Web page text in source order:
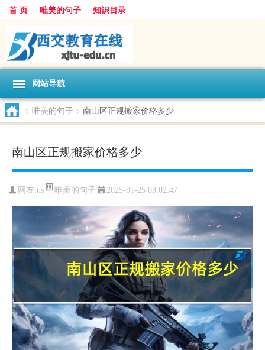
首 页 唯美的句子 知识目录
网站导航
> 唯美的句子 > 南山区正规搬家价格多少
南山区正规搬家价格多少
网友:ns 唯美的句子 2025-01-25 03:02:47